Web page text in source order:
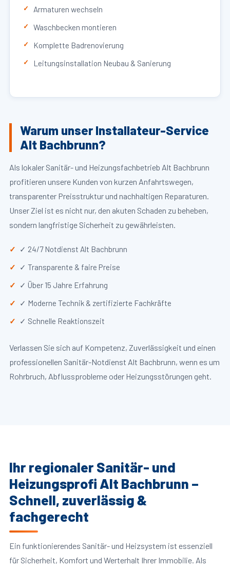
Armaturen wechseln
Waschbecken montieren
Komplette Badrenovierung
Leitungsinstallation Neubau & Sanierung
Warum unser Installateur-Service
Alt Bachbrunn?
Als lokaler Sanitär- und Heizungsfachbetrieb Alt Bachbrunn
profitieren unsere Kunden von kurzen Anfahrtswegen,
transparenter Preisstruktur und nachhaltigen Reparaturen.
Unser Ziel ist es nicht nur, den akuten Schaden zu beheben,
sondern langfristige Sicherheit zu gewährleisten.
✓ 24/7 Notdienst Alt Bachbrunn
✓ Transparente & faire Preise
✓ Über 15 Jahre Erfahrung
✓ Moderne Technik & zertifizierte Fachkräfte
✓ Schnelle Reaktionszeit
Verlassen Sie sich auf Kompetenz, Zuverlässigkeit und einen
professionellen Sanitär-Notdienst Alt Bachbrunn, wenn es um
Rohrbruch, Abflussprobleme oder Heizungsstörungen geht.
Ihr regionaler Sanitär- und
Heizungsprofi Alt Bachbrunn –
Schnell, zuverlässig &
fachgerecht
Ein funktionierendes Sanitär- und Heizsystem ist essenziell
für Sicherheit, Komfort und Werterhalt Ihrer Immobilie. Als